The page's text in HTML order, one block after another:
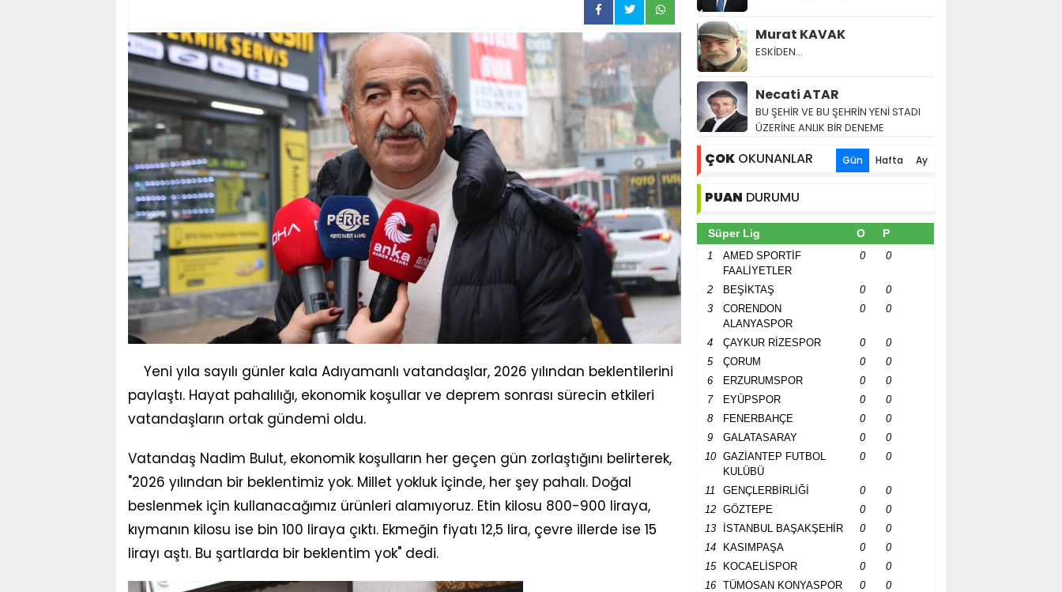
Yeni yıla sayılı günler kala Adıyamanlı vatandaşlar, 2026 yılından beklentilerini
paylaştı. Hayat pahalılığı, ekonomik koşullar ve deprem sonrası sürecin etkileri
vatandaşların ortak gündemi oldu.
Vatandaş Nadim Bulut, ekonomik koşulların her geçen gün zorlaştığını belirterek,
"2026 yılından bir beklentimiz yok. Millet yokluk içinde, her şey pahalı. Doğal
beslenmek için kullanacağımız ürünleri alamıyoruz. Etin kilosu 800-900 liraya,
kıymanın kilosu ise bin 100 liraya çıktı. Ekmeğin fiyatı 12,5 lira, çevre illerde ise 15
lirayı aştı. Bu şartlarda bir beklentim yok" dedi.
Murat KAVAK
ESKİDEN...
Necati ATAR
BU ŞEHİR VE BU ŞEHRİN YENİ STADI
ÜZERİNE ANLIK BİR DENEME
ÇOK OKUNANLAR Gün Hafta Ay
PUAN DURUMU
Süper Lig O P
1
AMED SPORTİF
FAALİYETLER
0 0
2 BEŞİKTAŞ 0
0
3
CORENDON
ALANYASPOR
0 0
4 ÇAYKUR RİZESPOR 0
0
5
ÇORUM 0
0
6
ERZURUMSPOR 0
0
7
EYÜPSPOR 0
0
8
FENERBAHÇE 0
0
9
GALATASARAY 0
0
10
GAZİANTEP FUTBOL
KULÜBÜ
0 0
11 GENÇLERBİRLİĞİ 0
0
12
GÖZTEPE 0
0
13
İSTANBUL BAŞAKŞEHİR 0
0
14
KASIMPAŞA 0
0
15
KOCAELİSPOR 0
0
16
TÜMOSAN KONYASPOR 0
0